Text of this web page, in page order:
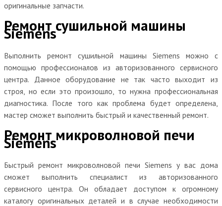
оригинальные запчасти.
Ремонт сушильной машины
Siemens
Выполнить ремонт сушильной машины Siemens можно с
помощью профессионалов из авторизованного сервисного
центра. Данное оборудование не так часто выходит из
строя, но если это произошло, то нужна профессиональная
диагностика. После того как проблема будет определена,
мастер сможет выполнить быстрый и качественный ремонт.
Ремонт микроволновой печи
Siemens
Быстрый ремонт микроволновой печи Siemens у вас дома
сможет выполнить специалист из авторизованного
сервисного центра. Он обладает доступом к огромному
каталогу оригинальных деталей и в случае необходимости